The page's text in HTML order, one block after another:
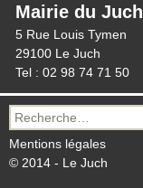
Mairie du Juch
5 Rue Louis Tymen
29100 Le Juch
Tel : 02 98 74 71 50
Recherche
pour :
Mentions légales
© 2014 - Le Juch